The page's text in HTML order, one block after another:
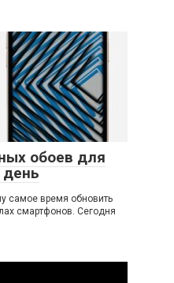
обоев для
самое время обновить
смартфонов. Сегодня